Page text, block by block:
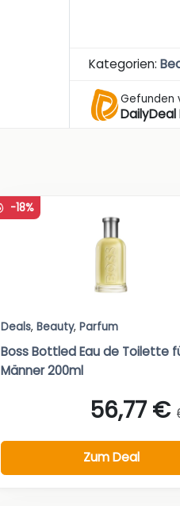
Kategorien:
Gefunden
-18%
Deals, Beauty, Parfum
Boss Bottled Eau de Toilette
Männer 200ml
56,77 €
Zum Deal